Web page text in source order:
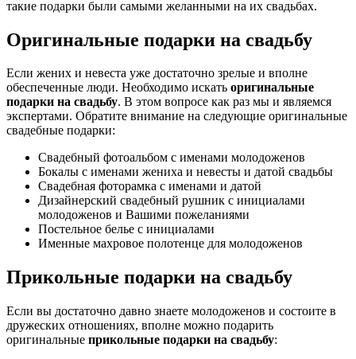
такие подарки были самыми желанными на их свадьбах.
Оригинальные подарки на свадьбу
Если жених и невеста уже достаточно зрелые и вполне
обеспеченные люди. Необходимо искать оригинальные
подарки на свадьбу. В этом вопросе как раз мы и являемся
экспертами. Обратите внимание на следующие оригинальные
свадебные подарки:
Свадебный фотоальбом с именами молодоженов
Бокалы с именами жениха и невесты и датой свадьбы
Свадебная фоторамка с именами и датой
Дизайнерский свадебный рушник с инициалами
молодоженов и Вашими пожеланиями
Постельное белье с инициалами
Именные махровое полотенце для молодоженов
Прикольные подарки на свадьбу
Если вы достаточно давно знаете молодоженов и состоите в
дружеских отношениях, вполне можно подарить
оригинальные прикольные подарки на свадьбу: